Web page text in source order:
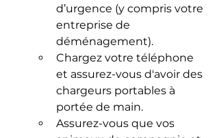
d’urgence (y compris votre
entreprise de
déménagement).
Chargez votre téléphone
et assurez-vous d'avoir des
chargeurs portables à
portée de main.
Assurez-vous que vos